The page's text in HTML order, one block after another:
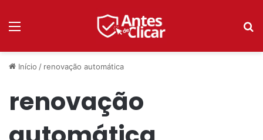
Início / renovação automática
renovação